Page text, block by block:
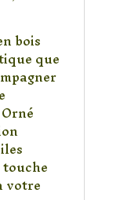
bois
que
votre